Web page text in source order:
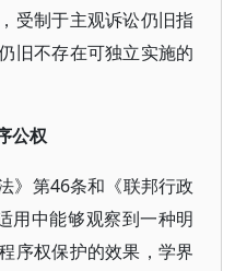
受制于主观诉讼仍旧指
旧不存在可独立实施的
公权
》第46条和《联邦行政
用中能够观察到一种明
序权保护的效果，学界